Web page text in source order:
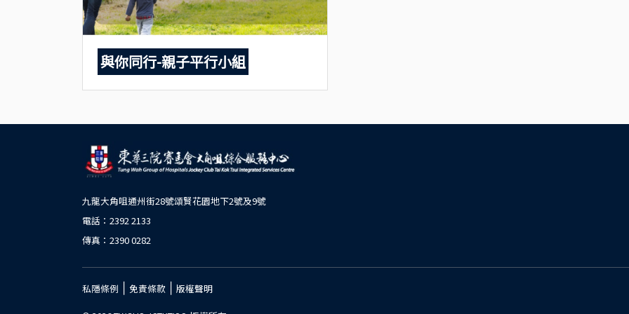
與你同行-親子平行小組
九龍大角咀通州街28號頌賢花園地下2號及9號
電話：2392 2133
傳真：2390 0282
私隱條例 免責條款 版權聲明